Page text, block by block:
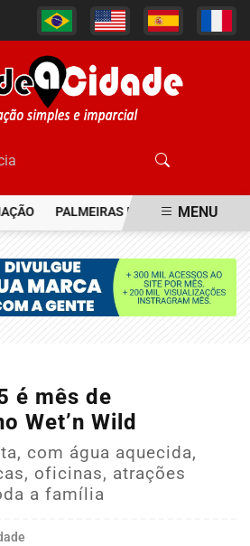
PALMEIRAS RESGATA JOIA DO
MENU
é mês de
Wet’n Wild
com água aquecida,
oficinas, atrações
a família